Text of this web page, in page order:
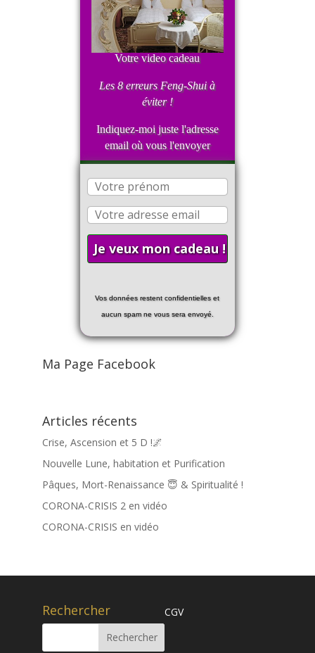
Votre video cadeau
Les 8 erreurs Feng-Shuià
éviter !
Indiquez-moi juste l'adresse
email où vous l'envoyer
Vos données restent confidentielles et
aucun spam ne vous sera envoyé.
Ma Page Facebook
Articles récents
Crise, Ascension et 5 D !🌌
Nouvelle Lune, habitation et Purification
Pâques, Mort-Renaissance 😇 & Spiritualité !
CORONA-CRISIS 2 en vidéo
CORONA-CRISIS en vidéo
Rechercher CGV